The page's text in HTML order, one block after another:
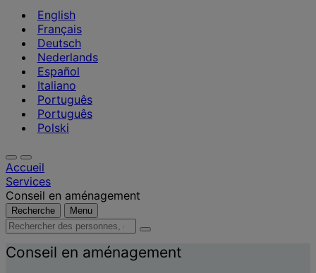
English
Français
Deutsch
Nederlands
Español
Italiano
Português
Português
Polski
Accueil
Services
Conseil en aménagement
Recherche Menu
Rechercher
personnes,
Conseil en aménagement